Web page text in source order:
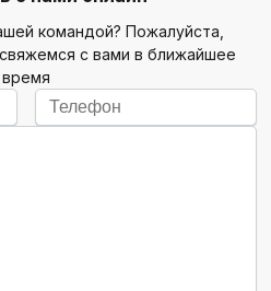
командой? Пожалуйста,
с вами в ближайшее
время